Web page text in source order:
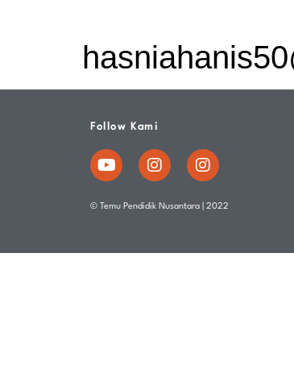
Follow Kami
© Temu Pendidik Nusantara | 2022